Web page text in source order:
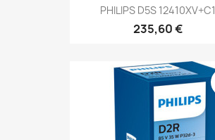
PHILIPS D5S 12410XV+C1
235,60 €